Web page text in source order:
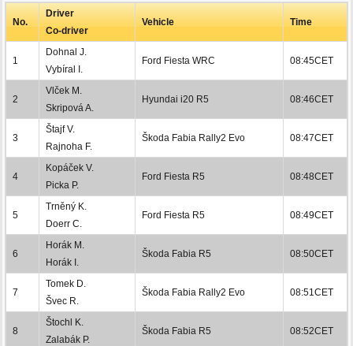
No.
Driver
Co-driver
Vehicle Time
1
Dohnal J.
Vybíral I.
Ford Fiesta WRC 08:45CET
2
Vlček M.
Skripová A.
Hyundai i20 R5 08:46CET
3
Štajf V.
Rajnoha F.
Škoda Fabia Rally2 Evo 08:47CET
4
Kopáček V.
Picka P.
Ford Fiesta R5 08:48CET
5
Trněný K.
Doerr C.
Ford Fiesta R5 08:49CET
6
Horák M.
Horák I.
Škoda Fabia R5 08:50CET
7
Tomek D.
Švec R.
Škoda Fabia Rally2 Evo 08:51CET
8
Štochl K.
Zalabák P.
Škoda Fabia R5 08:52CET